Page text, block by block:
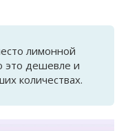
лимонной
это дешевле и
количествах.